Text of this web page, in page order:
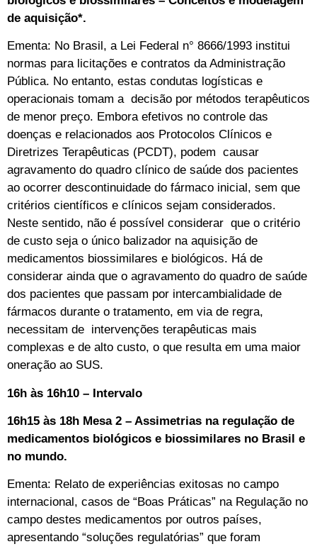
de aquisição*.
Ementa: No Brasil, a Lei Federal n° 8666/1993 institui
normas para licitações e contratos da Administração
Pública. No entanto, estas condutas logísticas e
operacionais tomam a decisão por métodos terapêuticos
de menor preço. Embora efetivos no controle das
doenças e relacionados aos Protocolos Clínicos e
Diretrizes Terapêuticas (PCDT), podem causar
agravamento do quadro clínico de saúde dos pacientes
ao ocorrer descontinuidade do fármaco inicial, sem que
critérios científicos e clínicos sejam considerados.
Neste sentido, não é possível considerar que o critério
de custo seja o único balizador na aquisição de
medicamentos biossimilares e biológicos. Há de
considerar ainda que o agravamento do quadro de saúde
dos pacientes que passam por intercambialidade de
fármacos durante o tratamento, em via de regra,
necessitam de intervenções terapêuticas mais
complexas e de alto custo, o que resulta em uma maior
oneração ao SUS.
16h às 16h10 – Intervalo
16h15 às 18h Mesa 2 – Assimetrias na regulação de
medicamentos biológicos e biossimilares no Brasil e
no mundo.
Ementa: Relato de experiências exitosas no campo
internacional, casos de “Boas Práticas” na Regulação no
campo destes medicamentos por outros países,
apresentando “soluções regulatórias” que foram